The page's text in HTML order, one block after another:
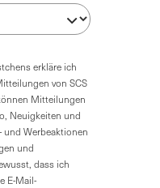
erkläre ich
von SCS
Mitteilungen
Neuigkeiten und
und Werbeaktionen
und
dass ich
E-Mail-